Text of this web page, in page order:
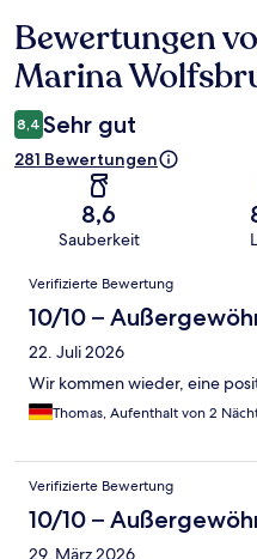
Bewertungen
Bewertungen
Marina
8,4 Sehr gut
281 Bewertungen
8,6
Sauberkeit
Bewertungen
Verifizierte Bewertung
10/10 –
22. Juli 2026
Wir kommen wieder, eine
Thomas, Aufenthalt von 2
Verifizierte Bewertung
10/10 –
29. März 2026